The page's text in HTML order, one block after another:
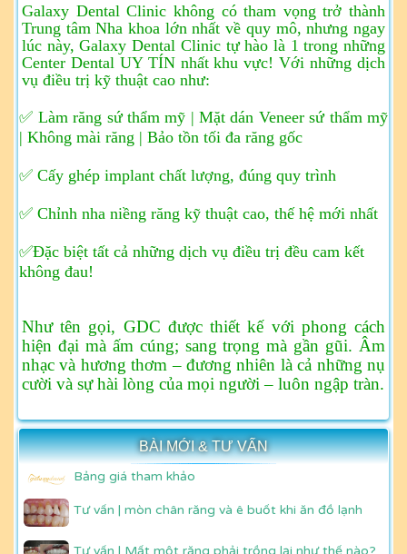
Galaxy Dental Clinic không có tham vọng trở thành
Trung tâm Nha khoa lớn nhất về quy mô, nhưng ngay
lúc này, Galaxy Dental Clinic tự hào là 1 trong những
Center Dental UY TÍN nhất khu vực! Với những dịch
vụ điều trị kỹ thuật cao như:
✅ Làm răng sứ thẩm mỹ | Mặt dán Veneer sứ thẩm mỹ
| Không mài răng | Bảo tồn tối đa răng gốc
✅ Cấy ghép implant chất lượng, đúng quy trình
✅ Chỉnh nha niềng răng kỹ thuật cao, thế hệ mới nhất
✅Đặc biệt tất cả những dịch vụ điều trị đều cam kết
không đau!
Như tên gọi, GDC được thiết kế với phong cách
hiện đại mà ấm cúng; sang trọng mà gần gũi. Âm
nhạc và hương thơm – đương nhiên là cả những nụ
cười và sự hài lòng của mọi người – luôn ngập tràn.
BÀI MỚI & TƯ VẤN
Bảng giá tham khảo
Tư vấn | mòn chân răng và ê buốt khi ăn đồ lạnh
Tư vấn | Mất một răng phải trồng lại như thế nào?